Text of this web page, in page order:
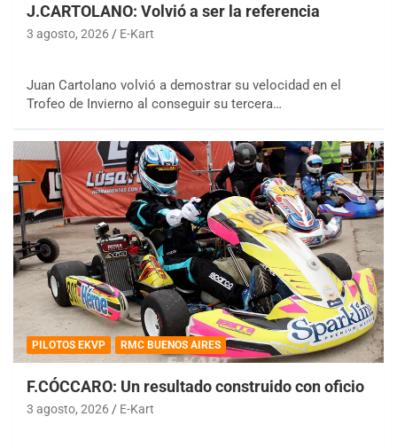
J.CARTOLANO: Volvió a ser la referencia
3 agosto, 2026 E-Kart
Juan Cartolano volvió a demostrar su velocidad en el
Trofeo de Invierno al conseguir su tercera…
PILOTOS EKVP RMC BUENOS AIRES
F.CÓCCARO: Un resultado construido con oficio
3 agosto, 2026 E-Kart